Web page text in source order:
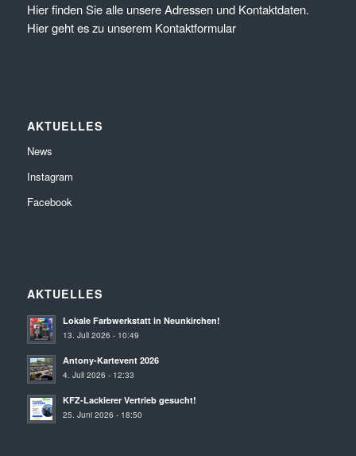
Hierfinden Sie alle unsere Adressen und Kontaktdaten.
Hiergeht es zu unserem Kontaktformular
AKTUELLES
News
Instagram
Facebook
AKTUELLES
Lokale Farbwerkstatt in Neunkirchen!
13. Juli 2026 - 10:49
Antony-Kartevent 2026
4. Juli 2026 - 12:33
KFZ-Lackierer Vertrieb gesucht!
25. Juni 2026 - 18:50